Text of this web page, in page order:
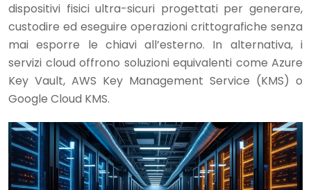
dispositivi fisici ultra-sicuri progettati per generare,
custodire ed eseguire operazioni crittografiche senza
mai esporre le chiavi all’esterno. In alternativa, i
servizi cloud offrono soluzioni equivalenti come Azure
Key Vault, AWS Key Management Service (KMS) o
Google Cloud KMS.